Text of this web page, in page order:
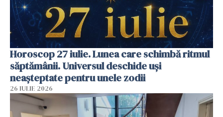
Horoscop 27 iulie. Lunea care schimbă ritmul
săptămânii. Universul deschide uși
neașteptate pentru unele zodii
26 IULIE 2026